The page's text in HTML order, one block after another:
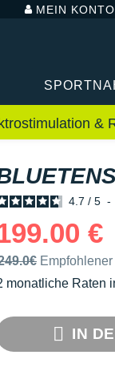
MEIN KONTO
&
4.7 / 5 -
€
monatliche Raten
Zusatzkosten
IN